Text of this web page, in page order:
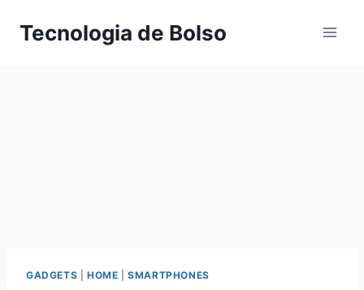
Tecnologia de Bolso
GADGETS HOME |SMARTPHONES